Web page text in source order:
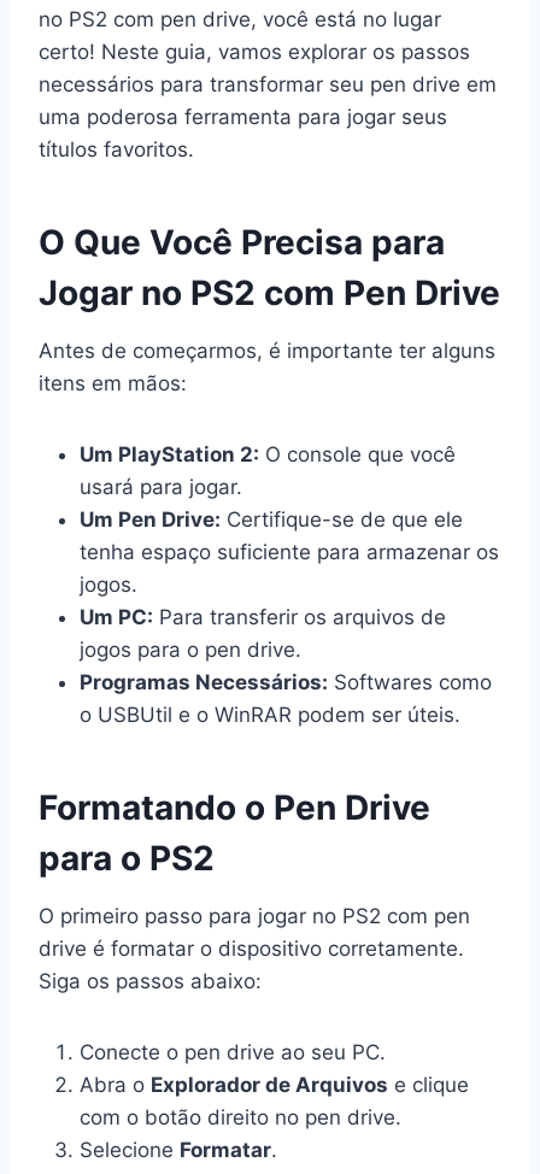
no PS2 com pen drive, você está no lugar
certo! Neste guia, vamos explorar os passos
necessários para transformar seu pen drive em
uma poderosa ferramenta para jogar seus
títulos favoritos.
O Que Você Precisa para
Jogar no PS2 com Pen Drive
Antes de começarmos, é importante ter alguns
itens em mãos:
Um PlayStation 2: O console que você
usará para jogar.
Um Pen Drive: Certifique-se de que ele
tenha espaço suficiente para armazenar os
jogos.
Um PC: Para transferir os arquivos de
jogos para o pen drive.
Programas Necessários: Softwares como
o USBUtil e o WinRAR podem ser úteis.
Formatando o Pen Drive
para o PS2
O primeiro passo para jogar no PS2 com pen
drive é formatar o dispositivo corretamente.
Siga os passos abaixo:
Conecte o pen drive ao seu PC.
Abra o Explorador de Arquivos e clique
com o botão direito no pen drive.
Selecione Formatar.